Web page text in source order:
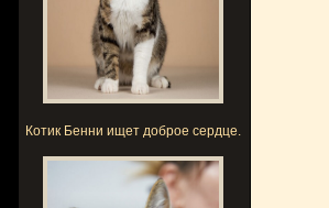
Котик Бенни ищет доброе сердце.